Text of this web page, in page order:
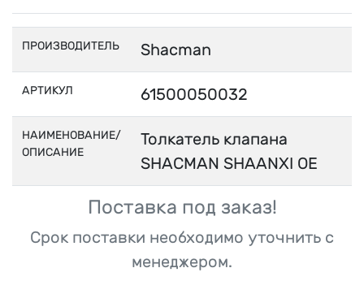
ПРОИЗВОДИТЕЛЬ Shacman
АРТИКУЛ 61500050032
НАИМЕНОВАНИЕ/
ОПИСАНИЕ
Толкатель клапана
SHACMAN SHAANXI OE
Поставка под заказ!
Срок поставки необходимо уточнить с
менеджером.